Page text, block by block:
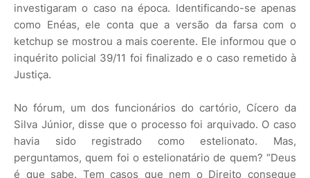
investigaram o caso na época. Identificando-se apenas
como Enéas, ele conta que a versão da farsa com o
ketchup se mostrou a mais coerente. Ele informou que o
inquérito policial 39/11 foi finalizado e o caso remetido à
Justiça.
No fórum, um dos funcionários do cartório, Cícero da
Silva Júnior, disse que o processo foi arquivado. O caso
havia sido registrado como estelionato. Mas,
perguntamos, quem foi o estelionatário de quem? “Deus
é que sabe. Tem casos que nem o Direito consegue